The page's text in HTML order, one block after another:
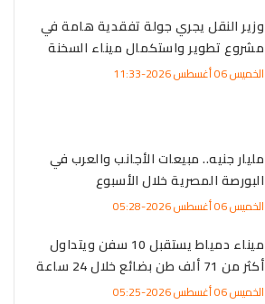
وزير النقل يجري جولة تفقدية هامة في
مشروع تطوير واستكمال ميناء السخنة
الخميس 06 أغسطس 2026-11:33
مليار جنيه.. مبيعات الأجانب والعرب في
البورصة المصرية خلال الأسبوع
الخميس 06 أغسطس 2026-05:28
ميناء دمياط يستقبل 10 سفن ويتداول
أكثر من 71 ألف طن بضائع خلال 24 ساعة
الخميس 06 أغسطس 2026-05:25